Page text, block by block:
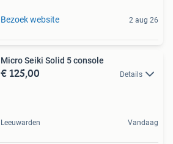
Bezoek website 2 aug 26
Micro Seiki Solid 5 console
€ 125,00 Details
Leeuwarden Vandaag